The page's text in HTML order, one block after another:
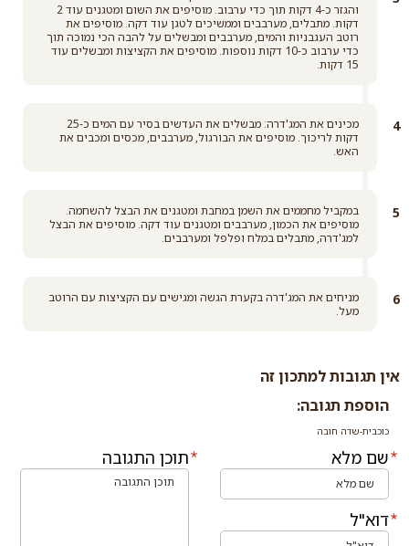
והגזר כ-4 דקות תוך כדי ערבוב. מוסיפים את השום ומטגנים עוד 2
דקות. מתבלים, מערבבים וממשיכים לטגן עוד דקה. מוסיפים את
רוטב העגבניות והמים, מערבבים ומבשלים על להבה הכי נמוכה תוך
כדי ערבוב כ-10 דקות נוספות. מוסיפים את הקציצות ומבשלים עוד
15 דקות.
מכינים את המג'דרה: מבשלים את העדשים בסיר עם המים כ-25
דקות לריכוך. מוסיפים את הבורגול, מערבבים, מכסים ומכבים את
האש.
במקביל מחממים את השמן במחבת ומטגנים את הבצל להשחמה.
מוסיפים את הכמון, מערבבים ומטגנים עוד דקה. מוסיפים את הבצל
למג'דרה, מתבלים במלח ופלפל ומערבבים.
מניחים את המג'דרה בקערת הגשה ומגישים עם הקציצות עם הרוטב
מעל.
אין תגובות למתכון זה
הוספת תגובה:
כוכבית-שדה חובה
שם מלא
דוא"ל
תוכן התגובה